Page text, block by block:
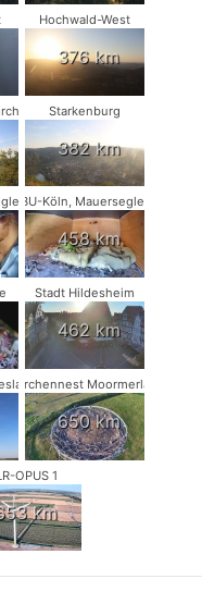
Hochwald-West
376 km
Starkenburg
382 km
#1
NABU-Köln, Mauersegler #2
458 km
Stadt Hildesheim
462 km
Storchennest Moormerland
650 km
OPUS 1
km